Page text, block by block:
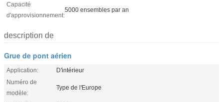
Capacité
d'approvisionnement:
5000 ensembles par an
description de
Grue de pont aérien
Application:
D'intérieur
Numéro de
modèle:
Type de l'Europe